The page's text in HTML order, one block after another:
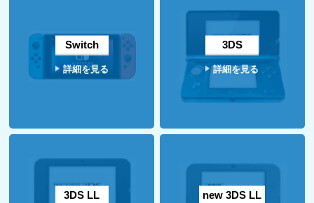
Switch
詳細を見る
3DS
詳細を見る
3DS LL new 3DS LL